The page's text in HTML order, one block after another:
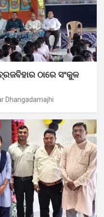
ଠାରେ ସଂକୁଳ
Dhangadamajhi